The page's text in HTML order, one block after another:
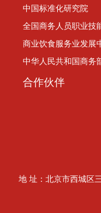
中国标准化研究院
商业饮食服务业发展
中华人民共和国商务
合作伙伴
地 址：北京市西城区